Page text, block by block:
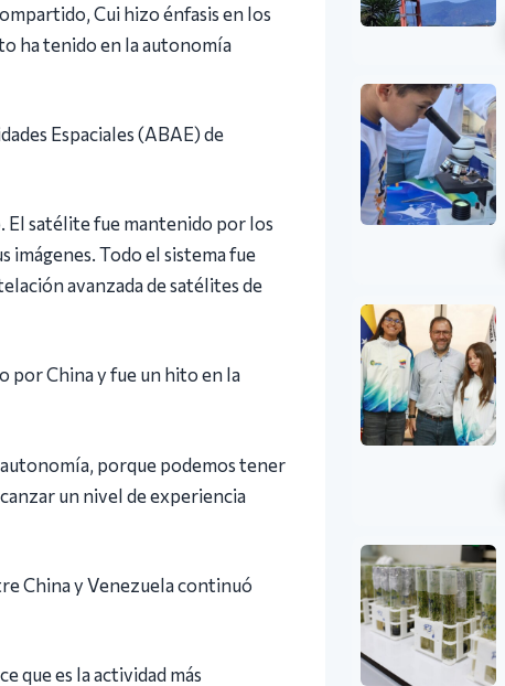
Cui hizo énfasis en los
ha tenido en la autonomía
Espaciales (ABAE) de
El satélite fue mantenido por los
imágenes. Todo el sistema fue
avanzada de satélites de
por China y fue un hito en la
autonomía, porque podemos tener
un nivel de experiencia
China y Venezuela continuó
que es la actividad más